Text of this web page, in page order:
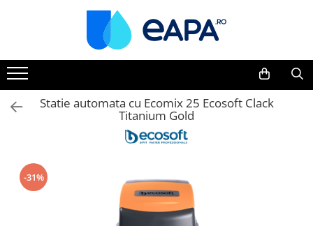
Toate Produsele
Dedurizare
Dedurizator tip Cabinet
Dedurizator Simplex
Filtre 5"
Statie automata cu Ecomix 25 Ecosoft Clack
Titanium Gold
-31%